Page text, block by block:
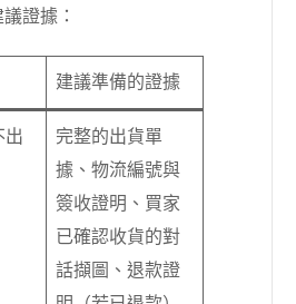
證據：
建議準備的證據
出
完整的出貨單
據、物流編號與
簽收證明、買家
已確認收貨的對
話擷圖、退款證